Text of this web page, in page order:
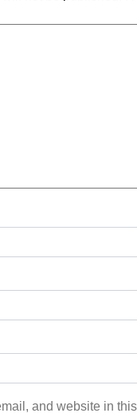
and website in